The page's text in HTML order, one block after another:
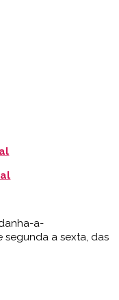
a-
a sexta, das